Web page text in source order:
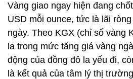
Vàng giao ngay hiện đang
USD mỗi ounce, tức là lãi
ngày. Theo KGX (chỉ số vàng
la trong mức tăng giá vàng
động của đồng đô la yếu đi,
là kết quả của tâm lý thị